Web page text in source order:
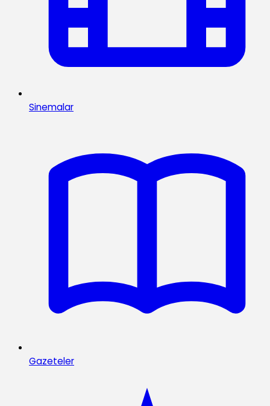
Sinemalar
Gazeteler